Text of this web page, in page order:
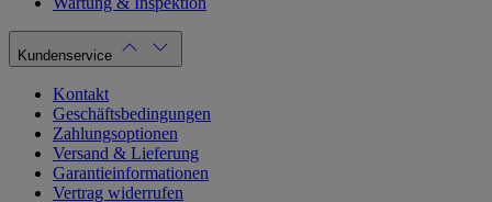
Kundenservice
Kontakt
Geschäftsbedingungen
Zahlungsoptionen
Versand & Lieferung
Garantieinformationen
Vertrag widerrufen